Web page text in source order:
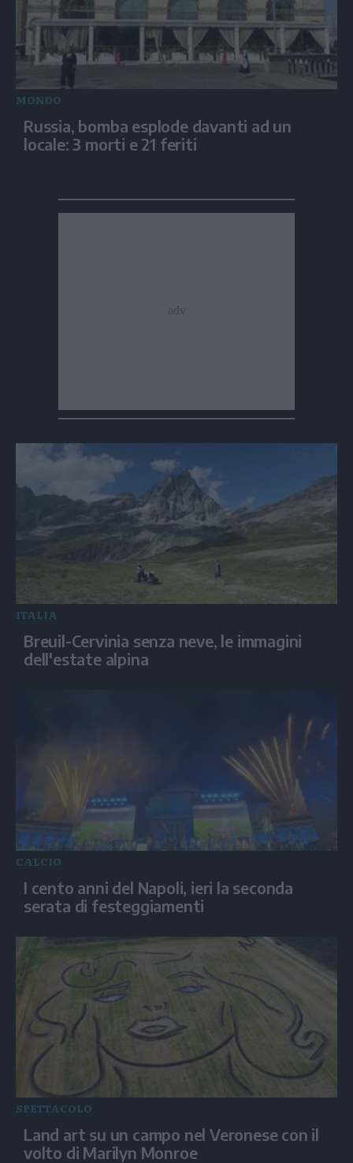
MONDO
Russia, bomba esplode davanti ad un
locale: 3 morti e 21 feriti
ITALIA
Breuil-Cervinia senza neve, le immagini
dell'estate alpina
CALCIO
I cento anni del Napoli, ieri la seconda
serata di festeggiamenti
SPETTACOLO
Land art su un campo nel Veronese con il
volto di Marilyn Monroe